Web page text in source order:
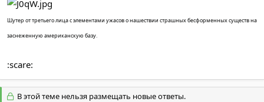
Шутер от третьего лица с элементами ужасов о нашествии страшных бесформенных существ на
заснеженную американскую базу.
:scare:
В этой теме нельзя размещать новые ответы.